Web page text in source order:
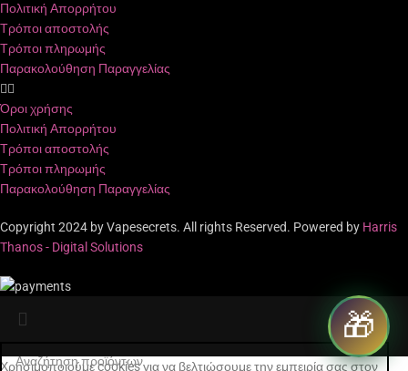
Πολιτική Απορρήτου
Τρόποι αποστολής
Τρόποι πληρωμής
Παρακολούθηση Παραγγελίας
Όροι χρήσης
Πολιτική Απορρήτου
Τρόποι αποστολής
Τρόποι πληρωμής
Παρακολούθηση Παραγγελίας
Copyright 2024 by Vapesecrets. All rights Reserved. Powered by Harris
Thanos - Digital Solutions
Χρησιμοποιούμε cookies για να βελτιώσουμε την εμπειρία σας στον
🎁